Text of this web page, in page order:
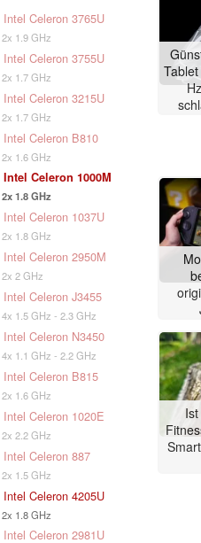
Intel Celeron 3765U
2x 1.9 GHz
Intel Celeron 3755U
2x 1.7 GHz
Intel Celeron 3215U
2x 1.7 GHz
Intel Celeron B810
2x 1.6 GHz
Intel Celeron 1000M
2x 1.8 GHz
Intel Celeron 1037U
2x 1.8 GHz
Intel Celeron 2950M
2x 2 GHz
Intel Celeron J3455
4x 1.5 GHz - 2.3 GHz
Intel Celeron N3450
4x 1.1 GHz - 2.2 GHz
Intel Celeron B815
2x 1.6 GHz
Intel Celeron 1020E
2x 2.2 GHz
Intel Celeron 887
2x 1.5 GHz
Intel Celeron 4205U
2x 1.8 GHz
Intel Celeron 2981U